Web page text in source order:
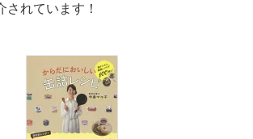
されています！